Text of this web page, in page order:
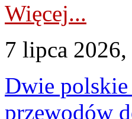
Więcej...
7 lipca
Dwie
przewodów